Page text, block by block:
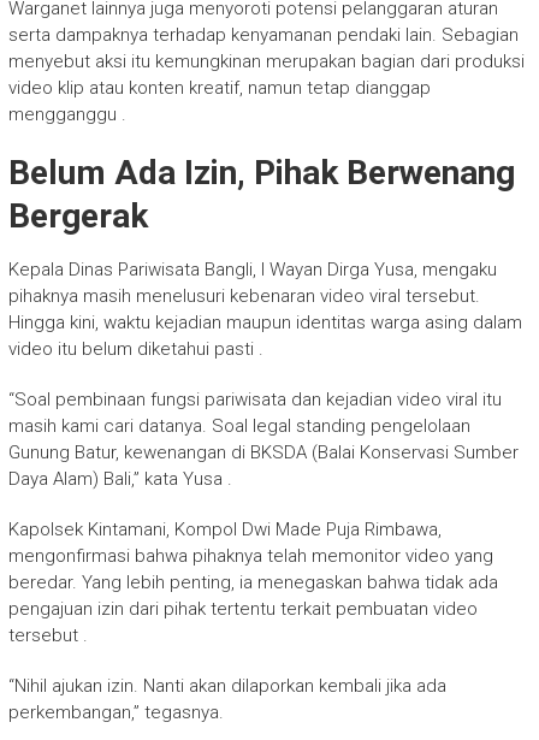
Warganet lainnya juga menyoroti potensi pelanggaran aturan
serta dampaknya terhadap kenyamanan pendaki lain. Sebagian
menyebut aksi itu kemungkinan merupakan bagian dari produksi
video klip atau konten kreatif, namun tetap dianggap
mengganggu .
Belum Ada Izin, Pihak Berwenang
Bergerak
Kepala Dinas Pariwisata Bangli, I Wayan Dirga Yusa, mengaku
pihaknya masih menelusuri kebenaran video viral tersebut.
Hingga kini, waktu kejadian maupun identitas warga asing dalam
video itu belum diketahui pasti .
“Soal pembinaan fungsi pariwisata dan kejadian video viral itu
masih kami cari datanya. Soal legal standing pengelolaan
Gunung Batur, kewenangan di BKSDA (Balai Konservasi Sumber
Daya Alam) Bali,” kata Yusa .
Kapolsek Kintamani, Kompol Dwi Made Puja Rimbawa,
mengonfirmasi bahwa pihaknya telah memonitor video yang
beredar. Yang lebih penting, ia menegaskan bahwa tidak ada
pengajuan izin dari pihak tertentu terkait pembuatan video
tersebut .
“Nihil ajukan izin. Nanti akan dilaporkan kembali jika ada
perkembangan,” tegasnya.